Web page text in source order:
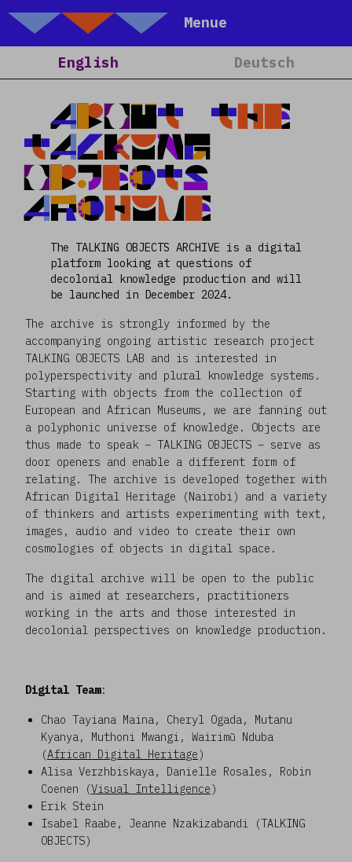
Talking Objects
Menue
Home
About
Projects
Calendar
Blog
People
Team
Media
Contact
English Deutsch
ABOUT THE
TALKING
OBJECTS
ARCHIVE
The TALKING OBJECTS ARCHIVE is a digital
platform looking at questions of
decolonial knowledge production and will
be launched in December 2024.
The archive is strongly informed by the
accompanying ongoing artistic research project
TALKING OBJECTS LAB and is interested in
polyperspectivity and plural knowledge systems.
Starting with objects from the collection of
European and African Museums, we are fanning out
a polyphonic universe of knowledge. Objects are
thus made to speak – TALKING OBJECTS – serve as
door openers and enable a different form of
relating. The archive is developed together with
African Digital Heritage (Nairobi) and a variety
of thinkers and artists experimenting with text,
images, audio and video to create their own
cosmologies of objects in digital space.
The digital archive will be open to the public
and is aimed at researchers, practitioners
working in the arts and those interested in
decolonial perspectives on knowledge production.
Digital Team:
Chao Tayiana Maina, Cheryl Ogada, Mutanu
Kyanya, Muthoni Mwangi, Wairimũ Nduba
(African Digital Heritage)
Alisa Verzhbiskaya, Danielle Rosales, Robin
Coenen (Visual Intelligence)
Erik Stein
Isabel Raabe, Jeanne Nzakizabandi (TALKING
OBJECTS)